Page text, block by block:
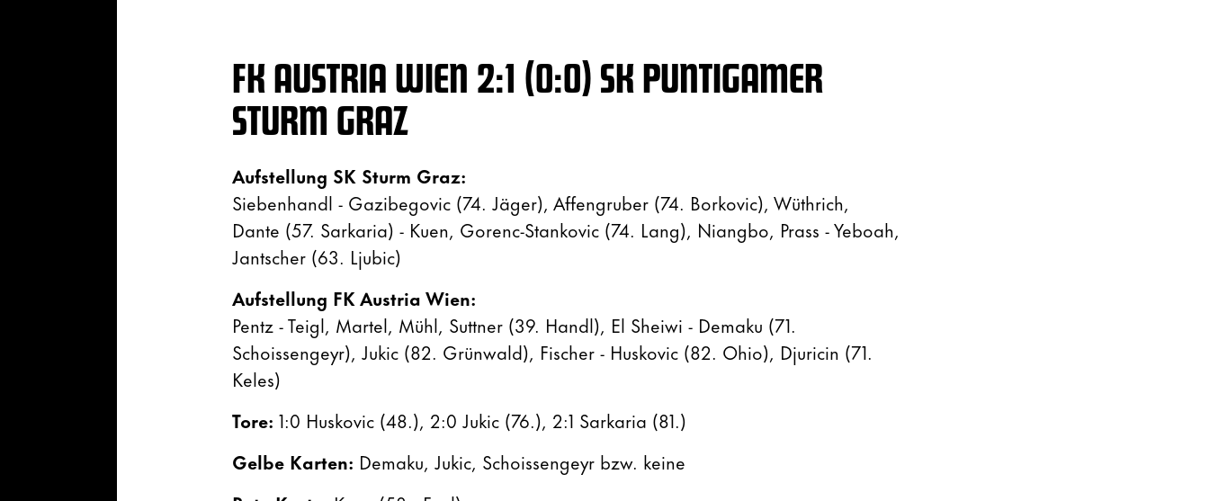
FK AUSTRIA WIEN 2:1 (0:0) SK PUNTIGAMER
STURM GRAZ
Aufstellung SK Sturm Graz:
Siebenhandl - Gazibegovic (74. Jäger), Affengruber (74. Borkovic), Wüthrich,
Dante (57. Sarkaria) - Kuen, Gorenc-Stankovic (74. Lang), Niangbo, Prass - Yeboah,
Jantscher (63. Ljubic)
Aufstellung FK Austria Wien:
Pentz - Teigl, Martel, Mühl, Suttner (39. Handl), El Sheiwi - Demaku (71.
Schoissengeyr), Jukic (82. Grünwald), Fischer - Huskovic (82. Ohio), Djuricin (71.
Keles)
Tore: 1:0 Huskovic (48.), 2:0 Jukic (76.), 2:1 Sarkaria (81.)
Gelbe Karten: Demaku, Jukic, Schoissengeyr bzw. keine